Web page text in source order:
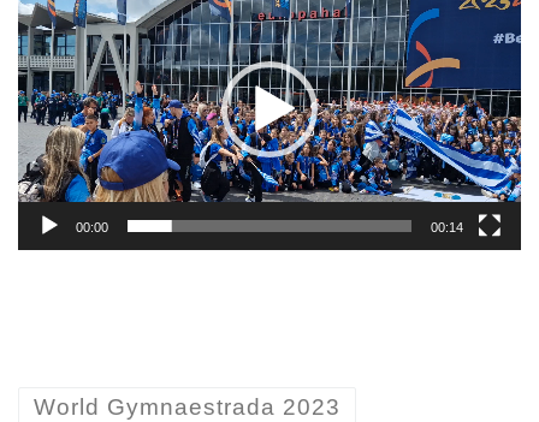
Αναπαραγωγής
Βίντεο
00:00 00:14
World Gymnaestrada 2023